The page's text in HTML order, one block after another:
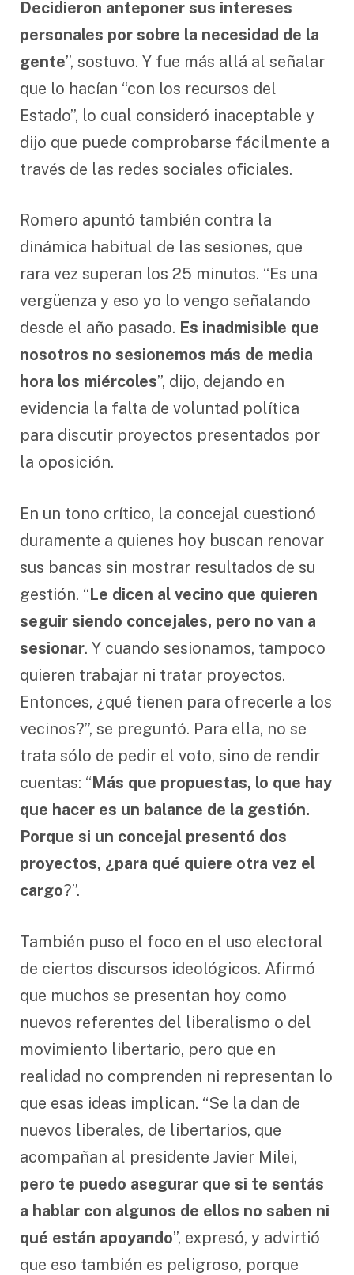
Decidieron anteponer sus intereses
personales por sobre la necesidad de la
gente”, sostuvo. Y fue más allá al señalar
que lo hacían “con los recursos del
Estado”, lo cual consideró inaceptable y
dijo que puede comprobarse fácilmente a
través de las redes sociales oficiales.
Romero apuntó también contra la
dinámica habitual de las sesiones, que
rara vez superan los 25 minutos. “Es una
vergüenza y eso yo lo vengo señalando
desde el año pasado. Es inadmisible que
nosotros no sesionemos más de media
hora los miércoles”, dijo, dejando en
evidencia la falta de voluntad política
para discutir proyectos presentados por
la oposición.
En un tono crítico, la concejal cuestionó
duramente a quienes hoy buscan renovar
sus bancas sin mostrar resultados de su
gestión. “Le dicen al vecino que quieren
seguir siendo concejales, pero no van a
sesionar. Y cuando sesionamos, tampoco
quieren trabajar ni tratar proyectos.
Entonces, ¿qué tienen para ofrecerle a los
vecinos?”, se preguntó. Para ella, no se
trata sólo de pedir el voto, sino de rendir
cuentas: “Más que propuestas, lo que hay
que hacer es un balance de la gestión.
Porque si un concejal presentó dos
proyectos, ¿para qué quiere otra vez el
cargo?”.
También puso el foco en el uso electoral
de ciertos discursos ideológicos. Afirmó
que muchos se presentan hoy como
nuevos referentes del liberalismo o del
movimiento libertario, pero que en
realidad no comprenden ni representan lo
que esas ideas implican. “Se la dan de
nuevos liberales, de libertarios, que
acompañan al presidente Javier Milei,
pero te puedo asegurar que si te sentás
a hablar con algunos de ellos no saben ni
qué están apoyando”, expresó, y advirtió
que eso también es peligroso, porque